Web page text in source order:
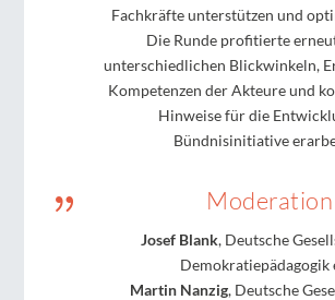
Fachkräfte unterstützen und
Die Runde profitierte
unterschiedlichen Blickwinkeln,
Kompetenzen der Akteure und
Hinweise für die
Bündnisinitiative
{ Moderation
Josef Blank, Deutsche
Demokratiepädagogik
Martin Nanzig, Deutsche